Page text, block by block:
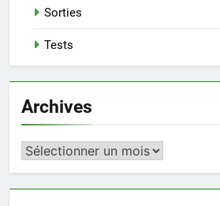
Sorties
Tests
Archives
Archives